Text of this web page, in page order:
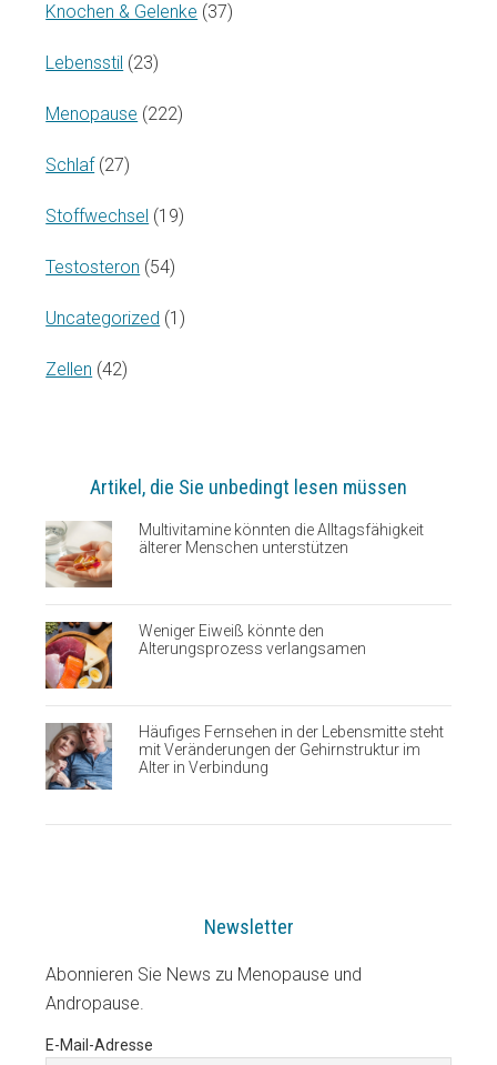
Knochen & Gelenke (37)
Lebensstil (23)
Menopause (222)
Schlaf (27)
Stoffwechsel (19)
Testosteron (54)
Uncategorized (1)
Zellen (42)
Artikel, die Sie unbedingt lesen müssen
Multivitamine könnten die Alltagsfähigkeit
älterer Menschen unterstützen
Weniger Eiweiß könnte den
Alterungsprozess verlangsamen
Häufiges Fernsehen in der Lebensmitte steht
mit Veränderungen der Gehirnstruktur im
Alter in Verbindung
Newsletter
Abonnieren Sie News zu Menopause und
Andropause.
E-Mail-Adresse